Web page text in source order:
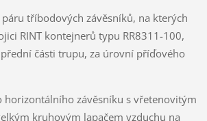
tříbodových závěsníků, na kterých
RINT kontejnerů typu RR8311-100,
části trupu, za úrovní příďového
horizontálního závěsníku s vřetenovitým
kruhovým lapačem vzduchu na